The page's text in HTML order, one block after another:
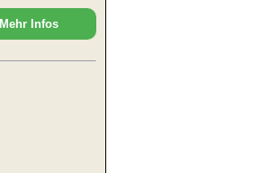
Mehr Infos